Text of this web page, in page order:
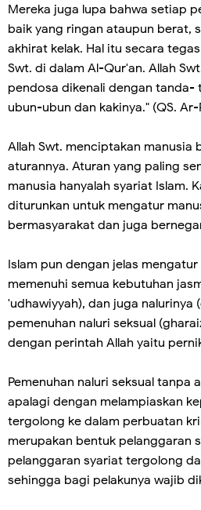
Mereka juga lupa bahwa setiap
baik yang ringan ataupun berat,
akhirat kelak. Hal itu secara
Swt. di dalam Al-Qur'an. Allah
pendosa dikenali dengan tanda-
ubun-ubun dan kakinya." (QS. Ar-
Allah Swt. menciptakan manusia
aturannya. Aturan yang paling
manusia hanyalah syariat Islam.
diturunkan untuk mengatur
bermasyarakat dan juga
Islam pun dengan jelas
memenuhi semua kebutuhan
'udhawiyyah), dan juga nalurinya
pemenuhan naluri seksual
dengan perintah Allah yaitu
Pemenuhan naluri seksual tanpa
apalagi dengan melampiaskan
tergolong ke dalam perbuatan
merupakan bentuk pelanggaran
pelanggaran syariat tergolong
sehingga bagi pelakunya wajib